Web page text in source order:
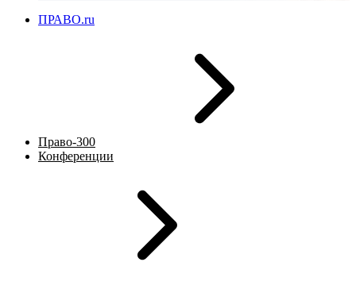
ПРАВО.ru
Право-300
Конференции